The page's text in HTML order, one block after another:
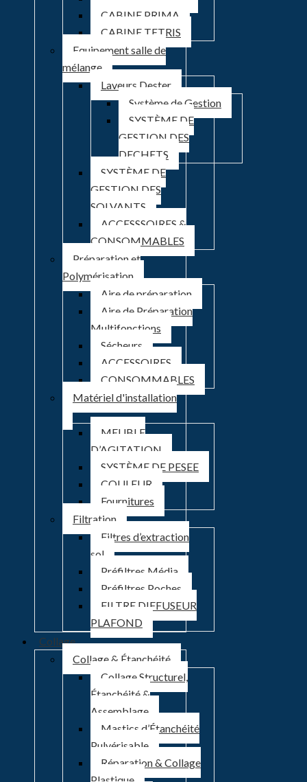
CABINE PRIMA
CABINE TETRIS
Equipement salle de
mélange
Laveurs Dester
Système de Gestion
SYSTÈME DE
GESTION DES
DECHETS
SYSTÈME DE
GESTION DES
SOLVANTS
ACCESSSOIRES &
CONSOMMABLES
Préparation et
Polymérisation
Aire de préparation
Aire de Préparation
Multifonctions
Sécheurs
ACCESSOIRES
CONSOMMABLES
Matériel d'installation
MEUBLE
D’AGITATION
SYSTÈME DE PESEE
COULEUR
Fournitures
Filtration
Filtres d’extraction
sol
Préfiltres Média
Préfiltres Poches
FILTRE DIFFUSEUR
PLAFOND
Collage
Collage & Étanchéité
Collage Structurel,
Étanchéité &
Assemblage
Mastics d’Étanchéité
Pulvérisable
Réparation & Collage